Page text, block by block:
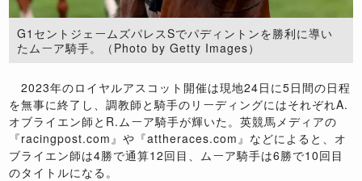
G1セントジェームズパレスSでパディントンを勝利に導い
たムーア騎手。（Photo by Getty Images）
2023年のロイヤルアスコット開催は現地24日に5日間の日程
を無事に終了し、調教師と騎手のリーディングにはそれぞれA.
オブライエン師とR.ムーア騎手が輝いた。英競馬メディアの
『racingpost.com』や『attheraces.com』などによると、オ
ブライエン師は4勝で通算12回目、ムーア騎手は6勝で10回目
のタイトルになる。